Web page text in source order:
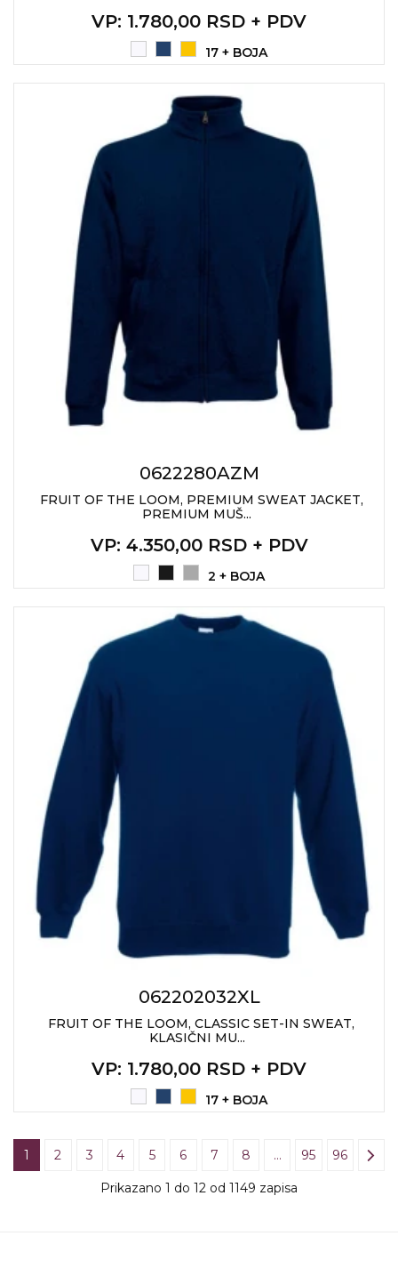
VP: 1.780,00 RSD + PDV
17 + BOJA
0622280AZM
FRUIT OF THE LOOM, PREMIUM SWEAT JACKET,
PREMIUM MUŠ...
VP: 4.350,00 RSD + PDV
2 + BOJA
062202032XL
FRUIT OF THE LOOM, CLASSIC SET-IN SWEAT,
KLASIČNI MU...
VP: 1.780,00 RSD + PDV
17 + BOJA
1 2 3 4 5 6 7 8 … 95 96
Prikazano 1 do 12 od 1149 zapisa